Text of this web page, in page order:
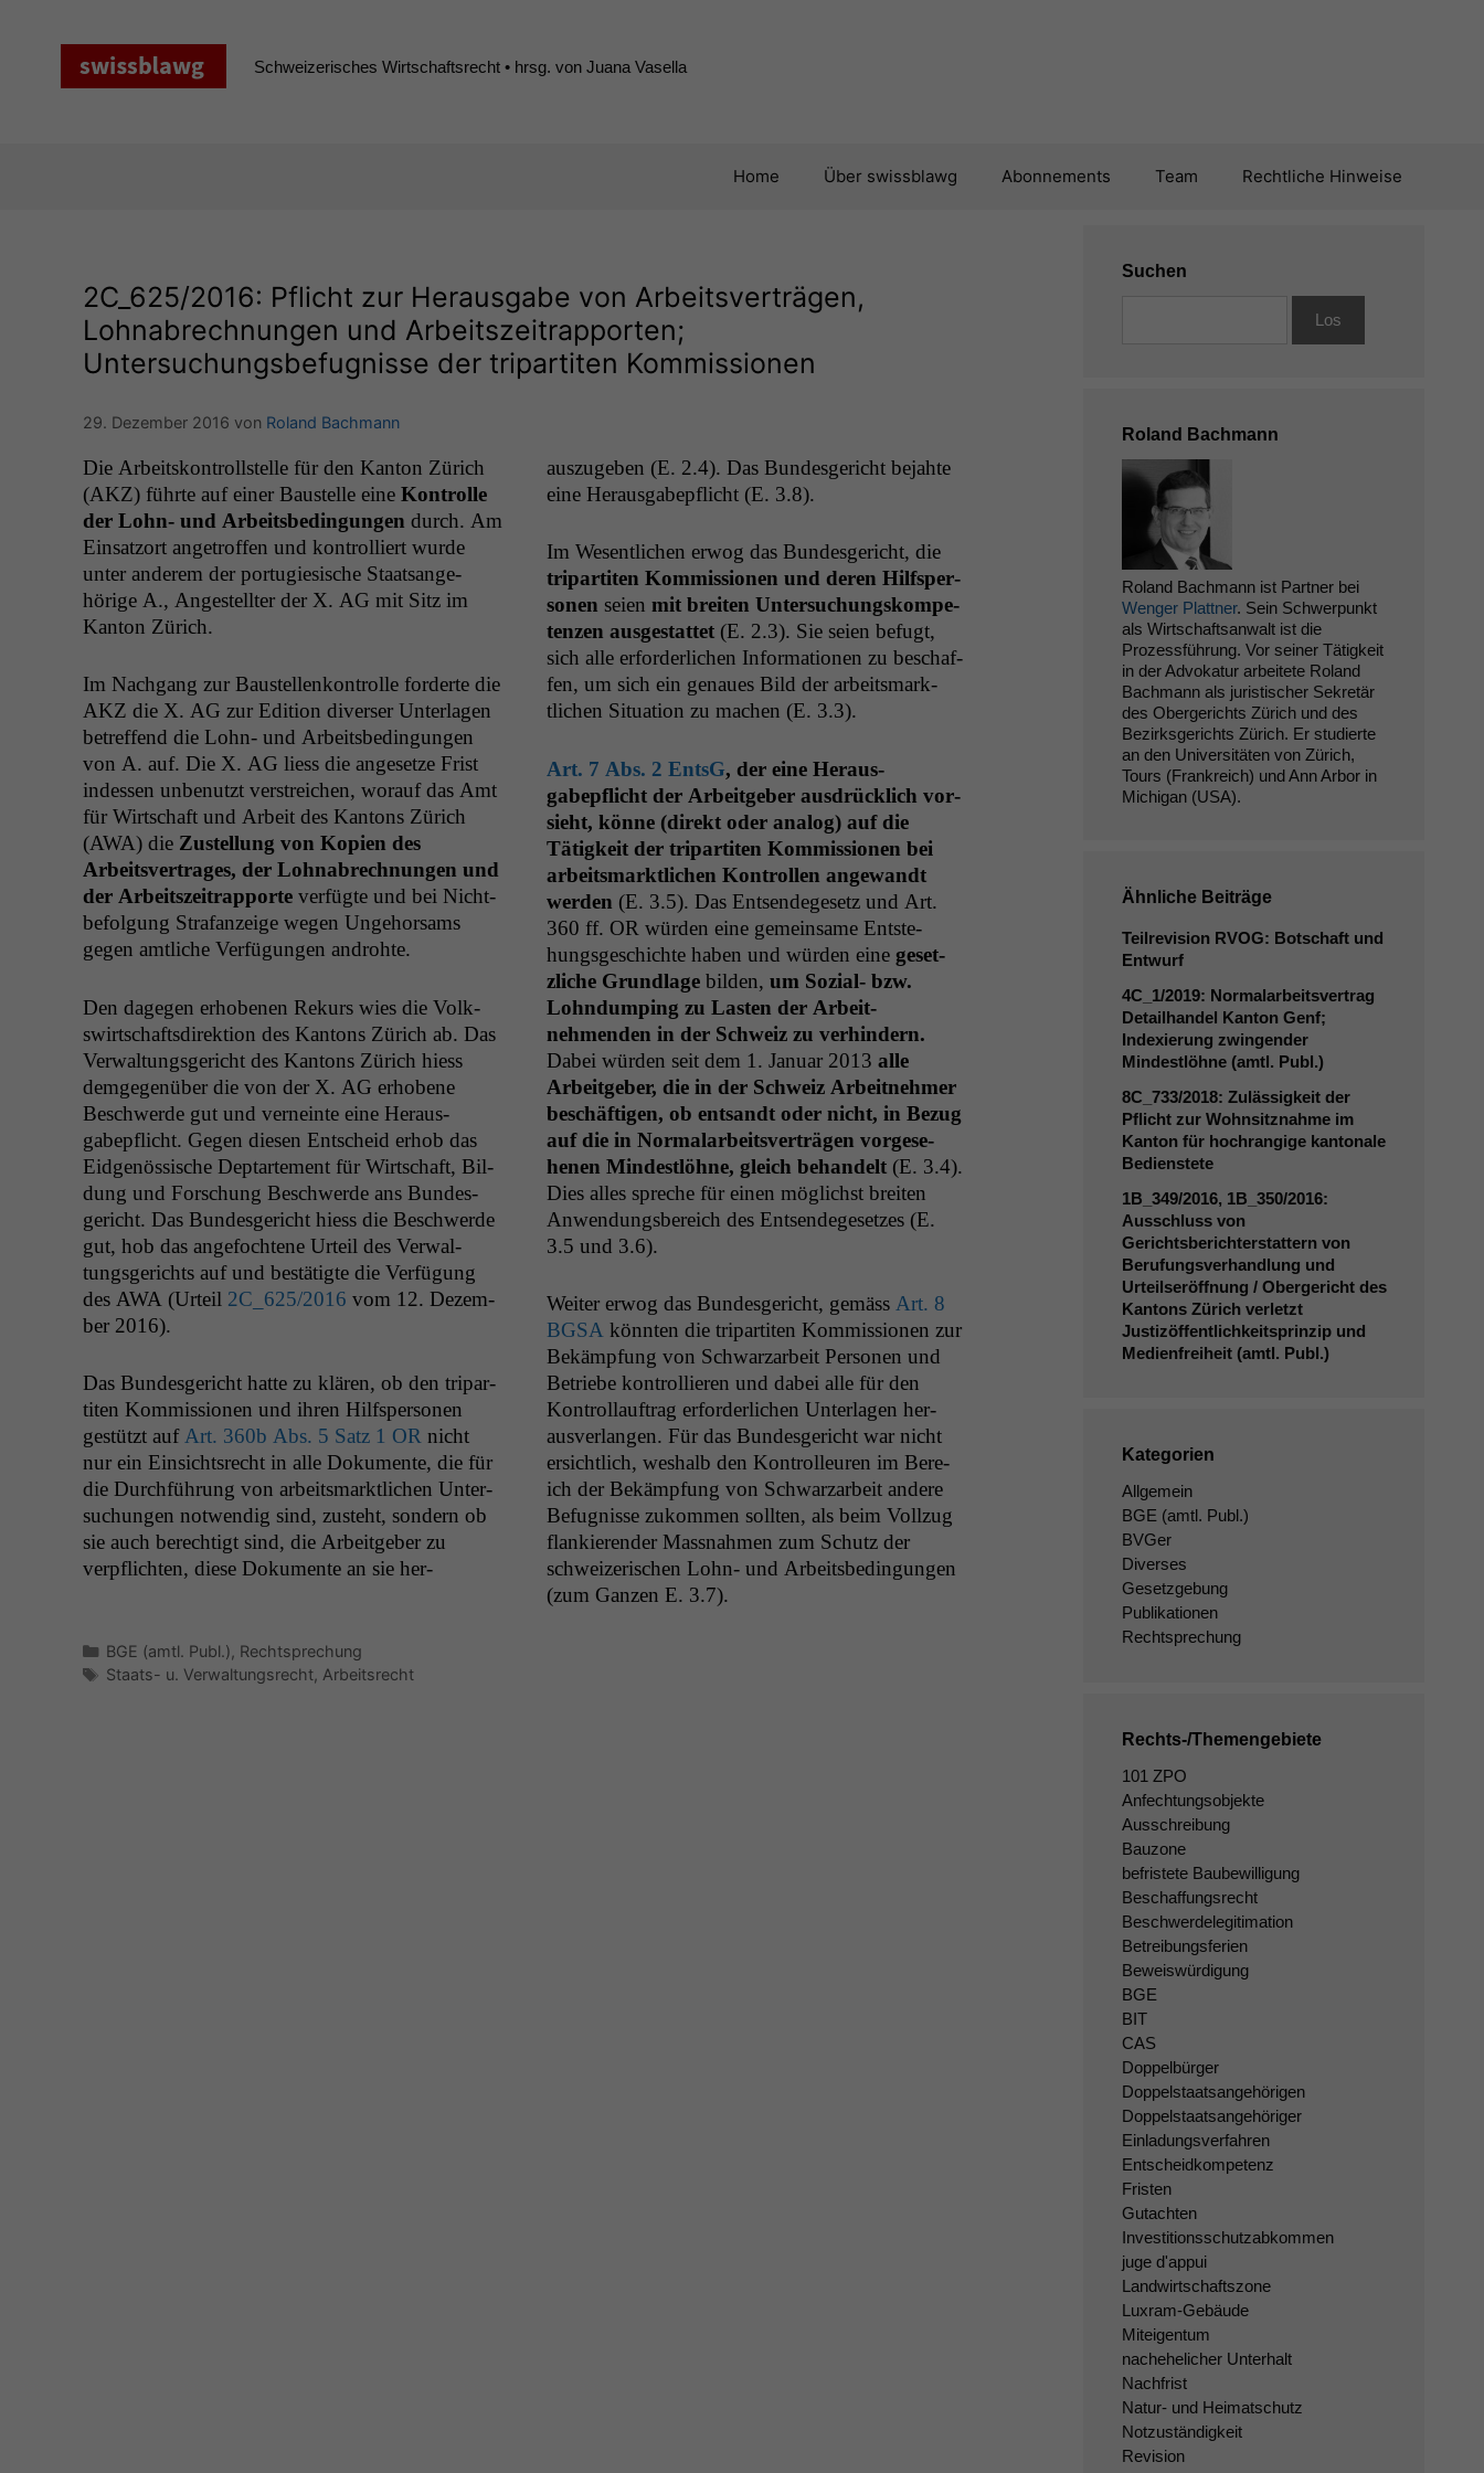
Schweizerisches Wirtschaftsrecht • hrsg. von Juana Vasella
Home Über swissblawg Abonnements Team Rechtliche Hinweise
2C_625/2016: Pflicht zur Herausgabe von Arbeitsverträgen,
Lohnabrechnungen und Arbeitszeitrapporten;
Untersuchungsbefugnisse der tripartiten Kommissionen
29. Dezember 2016 von Roland Bachmann
Die Arbeit­skon­troll­stelle für den Kan­ton Zürich
(AKZ) führte auf ein­er Baustelle eine Kon­trolle
der Lohn- und Arbeits­be­din­gun­gen durch. Am
Ein­sat­zort angetrof­fen und kon­trol­liert wurde
unter anderem der por­tugiesis­che Staat­sange­
hörige A., Angestell­ter der X. AG mit Sitz im
Kan­ton Zürich.
Im Nach­gang zur Baustel­lenkon­trolle forderte die
AKZ die X. AG zur Edi­tion divers­er Unter­la­gen
betr­e­f­fend die Lohn- und Arbeits­be­din­gun­gen
von A. auf. Die X. AG liess die ange­set­ze Frist
indessen unbe­nutzt ver­stre­ichen, worauf das Amt
für Wirtschaft und Arbeit des Kan­tons Zürich
(AWA) die Zustel­lung von Kopi­en des
Arbeitsver­trages, der Lohnabrech­nun­gen und
der Arbeit­szeitrap­porte ver­fügte und bei Nicht­
be­fol­gung Strafanzeige wegen Unge­hor­sams
gegen amtliche Ver­fü­gun­gen androhte.
Den dage­gen erhobe­nen Rekurs wies die Volk­
swirtschafts­di­rek­tion des Kan­tons Zürich ab. Das
Ver­wal­tungs­gericht des Kan­tons Zürich hiess
demge­genüber die von der X. AG erhobene
Beschw­erde gut und verneinte eine Her­aus­
gabepflicht. Gegen diesen Entscheid erhob das
Eid­genös­sis­che Dep­tarte­ment für Wirtschaft, Bil­
dung und Forschung Beschw­erde ans Bun­des­
gericht. Das Bun­des­gericht hiess die Beschw­erde
gut, hob das ange­focht­ene Urteil des Ver­wal­
tungs­gerichts auf und bestätigte die Ver­fü­gung
des AWA (Urteil 2C_625/2016 vom 12. Dezem­
ber 2016).
Das Bun­des­gericht hat­te zu klären, ob den tri­par­
titen Kom­mis­sio­nen und ihren Hil­f­sper­so­n­en
gestützt auf Art. 360b Abs. 5 Satz 1 OR nicht
nur ein Ein­sicht­srecht in alle Doku­mente, die für
die Durch­führung von arbeits­mark­tlichen Unter­
suchun­gen notwendig sind, zuste­ht, son­dern ob
sie auch berechtigt sind, die Arbeit­ge­ber zu
verpflicht­en, diese Doku­mente an sie her­
auszugeben (E. 2.4). Das Bun­des­gericht bejahte
eine Her­aus­gabepflicht (E. 3.8).
Im Wesentlichen erwog das Bun­des­gericht, die
tri­par­titen Kom­mis­sio­nen und deren Hil­f­sper­
so­n­en seien mit bre­it­en Unter­suchungskom­pe­
ten­zen aus­ges­tat­tet (E. 2.3). Sie seien befugt,
sich alle erforder­lichen Infor­ma­tio­nen zu beschaf­
fen, um sich ein genaues Bild der arbeits­mark­
tlichen Sit­u­a­tion zu machen (E. 3.3).
Art. 7 Abs. 2 EntsG, der eine Her­aus­
gabepflicht der Arbeit­ge­ber aus­drück­lich vor­
sieht, könne (direkt oder ana­log) auf die
Tätigkeit der tri­par­titen Kom­mis­sio­nen bei
arbeits­mark­tlichen Kon­trollen ange­wandt
wer­den (E. 3.5). Das Entsendege­setz und Art.
360 ff. OR wür­den eine gemein­same Entste­
hungs­geschichte haben und wür­den eine geset­
zliche Grund­lage bilden, um Sozial- bzw.
Lohn­dump­ing zu Las­ten der Arbeit­
nehmenden in der Schweiz zu ver­hin­dern.
Dabei wür­den seit dem 1. Jan­u­ar 2013 alle
Arbeit­ge­ber, die in der Schweiz Arbeit­nehmer
beschäfti­gen, ob entsandt oder nicht, in Bezug
auf die in Nor­malar­beitsverträ­gen vorge­se­
henen Min­destlöhne, gle­ich behan­delt(E. 3.4).
Dies alles spreche für einen möglichst bre­it­en
Anwen­dungs­bere­ich des Entsendege­set­zes (E.
3.5 und 3.6).
Weit­er erwog das Bun­des­gericht, gemäss Art. 8
BGSA kön­nten die tri­par­titen Kom­mis­sio­nen zur
Bekämp­fung von Schwarzarbeit Per­so­n­en und
Betriebe kon­trol­lieren und dabei alle für den
Kon­trol­lauf­trag erforder­lichen Unter­la­gen her­
ausver­lan­gen. Für das Bun­des­gericht war nicht
ersichtlich, weshalb den Kon­trolleuren im Bere­
ich der Bekämp­fung von Schwarzarbeit andere
Befug­nisse zukom­men soll­ten, als beim Vol­lzug
flankieren­der Mass­nah­men zum Schutz der
schweiz­erischen Lohn- und Arbeits­be­din­gun­gen
(zum Ganzen E. 3.7).
Kategorien
BGE (amtl. Publ.), Rechtsprechung
Schlagwörter
Staats- u. Verwaltungsrecht, Arbeitsrecht
Suchen
Roland Bachmann
Roland Bachmann ist Partner bei
Wenger Plattner. Sein Schwerpunkt
als Wirtschaftsanwalt ist die
Prozessführung. Vor seiner Tätigkeit
in der Advokatur arbeitete Roland
Bachmann als juristischer Sekretär
des Obergerichts Zürich und des
Bezirksgerichts Zürich. Er studierte
an den Universitäten von Zürich,
Tours (Frankreich) und Ann Arbor in
Michigan (USA).
Ähnliche Beiträge
Teilrevision RVOG: Botschaft und
Entwurf
4C_1/2019: Normalarbeitsvertrag
Detailhandel Kanton Genf;
Indexierung zwingender
Mindestlöhne (amtl. Publ.)
8C_733/2018: Zulässigkeit der
Pflicht zur Wohnsitznahme im
Kanton für hochrangige kantonale
Bedienstete
1B_349/2016, 1B_350/2016:
Ausschluss von
Gerichtsberichterstattern von
Berufungsverhandlung und
Urteilseröffnung / Obergericht des
Kantons Zürich verletzt
Justizöffentlichkeitsprinzip und
Medienfreiheit (amtl. Publ.)
Kategorien
Allgemein
BGE (amtl. Publ.)
BVGer
Diverses
Gesetzgebung
Publikationen
Rechtsprechung
Rechts-/Themengebiete
101 ZPO
Anfechtungsobjekte
Ausschreibung
Bauzone
befristete Baubewilligung
Beschaffungsrecht
Beschwerdelegitimation
Betreibungsferien
Beweiswürdigung
BGE
BIT
CAS
Doppelbürger
Doppelstaatsangehörigen
Doppelstaatsangehöriger
Einladungsverfahren
Entscheidkompetenz
Fristen
Gutachten
Investitionsschutzabkommen
juge d'appui
Landwirtschaftszone
Luxram-Gebäude
Miteigentum
nachehelicher Unterhalt
Nachfrist
Natur- und Heimatschutz
Notzuständigkeit
Revision